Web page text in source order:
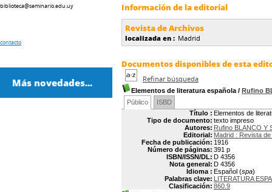
Información de la editorial
Revista de Archivos
localizada en : Madrid
Documentos disponibles de esta
Refinar búsqueda
Elementos de literatura española / Rufino
Público
ISBD
Título : Elementos de
Tipo de documento: texto impreso
Autores: Rufino BLANCO Y
Editorial: Madrid : Revista
Fecha de publicación: 1916
Número de páginas: 391 p
ISBN/ISSN/DL: D 4356
Nota general: D 4356
Idioma : Español (spa)
Palabras clave: LITERATURA
Clasificación: 860.9
biblioteca@seminario.edu.uy
contacto
Más novedades...